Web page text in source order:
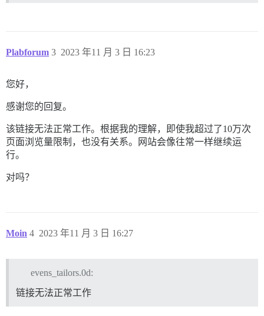
Plabforum 2023 年11 月 3 日 16:23
3
您好，
感谢您的回复。
该链接无法正常工作。根据我的理解，即使我超过了10万次
页面浏览量限制，也没有关系。网站会像往常一样继续运
行。
对吗？
Moin 2023 年11 月 3 日 16:27
4
evens_tailors.0d:
链接无法正常工作